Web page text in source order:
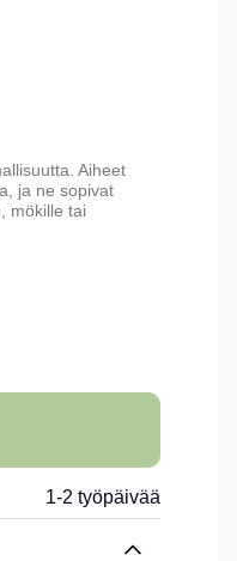
Aiheet
ja ne sopivat
mökille tai
1-2 työpäivää